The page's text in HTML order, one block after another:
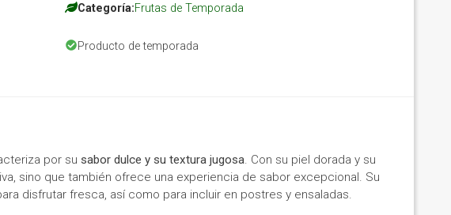
Categoría:Frutas de Temporada
Producto de temporada
por su sabor dulce y su textura jugosa. Con su piel dorada y su
sino que también ofrece una experiencia de sabor excepcional. Su
disfrutar fresca, así como para incluir en postres y ensaladas.